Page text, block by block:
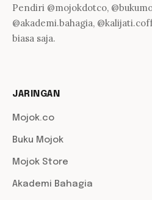
Pendiri @mojokdotco,
@akademi.bahagia,
biasa saja.
JARINGAN
Mojok.co
Buku Mojok
Mojok Store
Akademi Bahagia